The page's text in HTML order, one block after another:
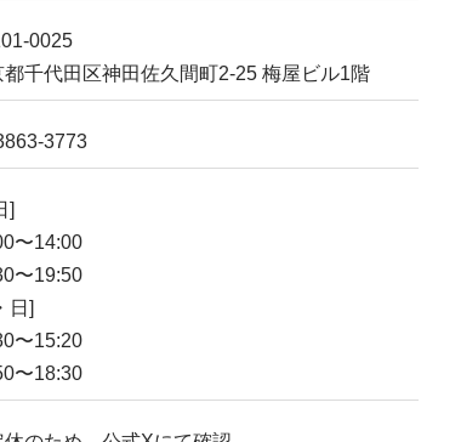
0025
都千代田区神田佐久間町2-25 梅屋ビル1階
3773
]
〜14:00
〜19:50
日]
〜15:20
〜18:30